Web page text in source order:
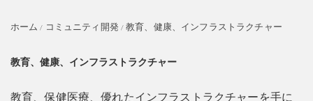
ホーム コミュニティ開発 教育、健康、インフラストラクチャー
教育、健康、インフラストラクチャー
教育、保健医療、優れたインフラストラクチャーを手に